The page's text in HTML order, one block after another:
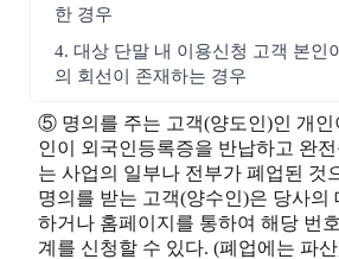
한 경우
4. 대상 단말 내 이용신청 고객 본인
의 회선이 존재하는 경우
⑤ 명의를 주는 고객(양도인)인 개인
인이 외국인등록증을 반납하고 완
는 사업의 일부나 전부가 폐업된 것
명의를 받는 고객(양수인)은 당사의
하거나 홈페이지를 통하여 해당 번
계를 신청할 수 있다. (폐업에는 파